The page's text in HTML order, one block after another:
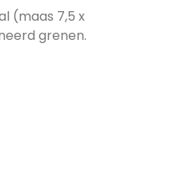
(maas 7,5 x
grenen.